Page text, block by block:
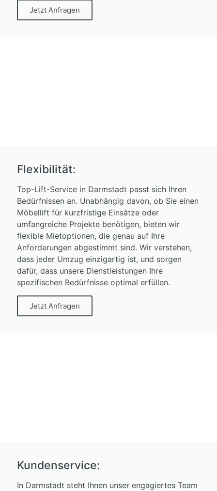
Jetzt Anfragen
Flexibilität:
Top-Lift-Service in Darmstadt passt sich Ihren
Bedürfnissen an. Unabhängig davon, ob Sie einen
Möbellift für kurzfristige Einsätze oder
umfangreiche Projekte benötigen, bieten wir
flexible Mietoptionen, die genau auf Ihre
Anforderungen abgestimmt sind. Wir verstehen,
dass jeder Umzug einzigartig ist, und sorgen
dafür, dass unsere Dienstleistungen Ihre
spezifischen Bedürfnisse optimal erfüllen.
Jetzt Anfragen
Kundenservice:
In Darmstadt steht Ihnen unser engagiertes Team